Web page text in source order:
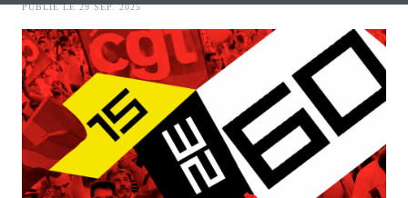
Toggle
Vos droits
Thématiques
PUBLIÉ LE 29 SEP. 2025
Image